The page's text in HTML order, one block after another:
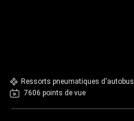
Ressorts pneumatiques d'autobus
7606 points de vue